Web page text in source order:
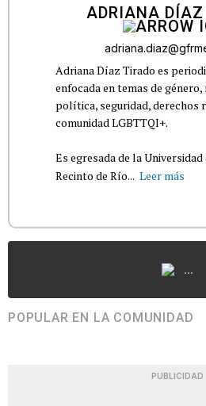
ADRIANA DÍAZ
Adriana Díaz Tirado es
enfocada en temas de
política, seguridad, derechos
comunidad LGBTTQI+.
Es egresada de la
Recinto de Río... Leer más
...
POPULAR EN LA COMUNIDAD
PUBLICIDAD